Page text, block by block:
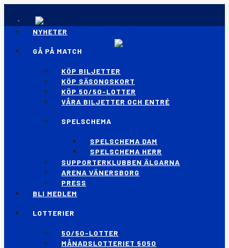
NYHETER
GÅ PÅ MATCH
KÖP BILJETTER
KÖP SÄSONGSKORT
KÖP 50/50-LOTTER
VÅRA BILJETTER OCH ENTRÉ
SPELSCHEMA
SPELSCHEMA DAM
SPELSCHEMA HERR
SUPPORTERKLUBBEN ÄLGARNA
ARENA VÄNERSBORG
PRESS
BLI MEDLEM
LOTTERIER
50/50-LOTTER
MÅNADSLOTTERIET 5050